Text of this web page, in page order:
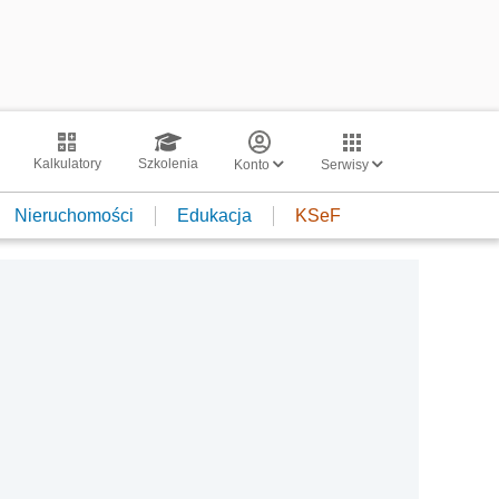
Kalkulatory Szkolenia Konto Serwisy
Nieruchomości Edukacja KSeF